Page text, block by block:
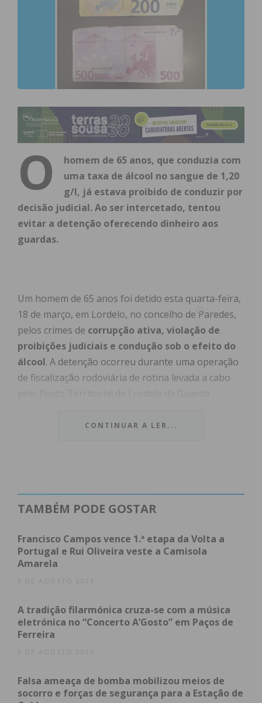
O
homem de 65 anos, que conduzia com
uma taxa de álcool no sangue de 1,20
g/l, já estava proibido de conduzir por
decisão judicial. Ao ser intercetado, tentou
evitar a detenção oferecendo dinheiro aos
guardas.
Um homem de 65 anos foi detido esta quarta-feira,
18 de março, em Lordelo, no concelho de Paredes,
pelos crimes de corrupção ativa, violação de
proibições judiciais e condução sob o efeito do
álcool. A detenção ocorreu durante uma operação
de fiscalização rodoviária de rotina levada a cabo
Subscreva a newsletter do Imediato
de suborno
submetido ao teste de alcoolemia, que revelou uma
Taxa de Álcool no Sangue (TAS) de 1,20 g/l
valor que, por lei, configura crime rodoviário.
Durante a verificação da documentação e dos
antecedentes do condutor, os militares apuraram
CONTINUAR A LER...
TAMBÉM PODE GOSTAR
Francisco Campos vence 1.ª etapa da Volta a
Portugal e Rui Oliveira veste a Camisola
Amarela
6 DE AGOSTO 2026
A tradição filarmónica cruza-se com a música
eletrónica no “Concerto A’Gosto” em Paços de
Ferreira
6 DE AGOSTO 2026
Falsa ameaça de bomba mobilizou meios de
socorro e forças de segurança para a Estação de